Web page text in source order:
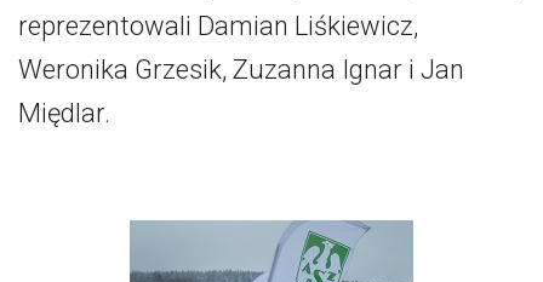
reprezentowali Damian Liśkiewicz,
Weronika Grzesik, Zuzanna Ignar i Jan
Międlar.